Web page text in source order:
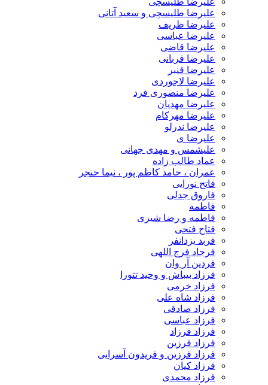
علیرضا طلیسچی و سعید آتانی
علیرضا ظریف
علیرضا عباسی
علیرضا قاضی
علیرضا قربانی
علیرضا قنبر
علیرضا لاجوردی
علیرضا منصوری فرد
علیرضا مهدیان
علیرضا مهرکام
علیرضا ندرلو
علیرضا ی
علیشمس و مهدی جهانی
عماد طالب زاده
عمران ، حامد کاظم پور ، نیما حنجر
فاتح نورایی
فاروق جدلی
فاطمه
فاطمه و رضا شیری
فتاح فتحی
فربد یزدانفر
فرجاد فرج اللهی
فردین آر وان
فرزاد بیباش و وحید تتورا
فرزاد خرمی
فرزاد شاه علی
فرزاد صادقی
فرزاد عباسی
فرزاد فرزاد
فرزاد فرزین
فرزاد فرزین و فریدون آسرایی
فرزاد کیان
فرزاد محمدی